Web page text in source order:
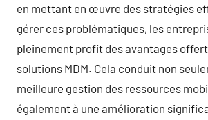
en mettant en œuvre des stratégies
gérer ces problématiques, les
pleinement profit des avantages
solutions MDM. Cela conduit non
meilleure gestion des ressources
également à une amélioration